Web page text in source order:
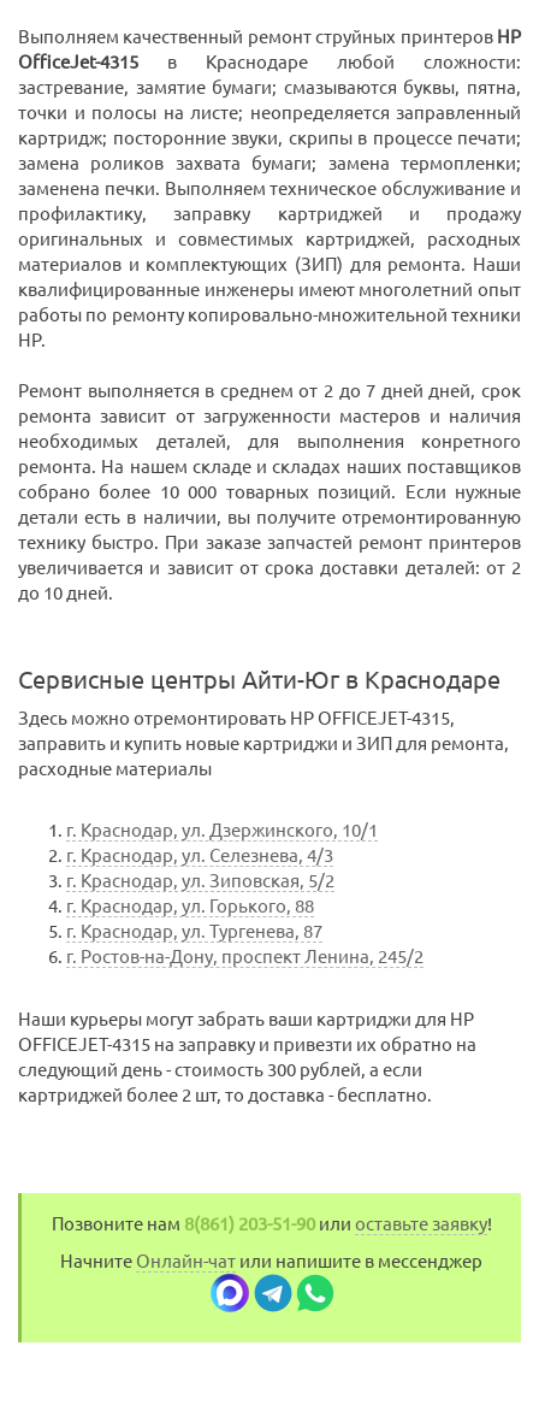
Выполняем качественный ремонт струйных принтеров HP
OfficeJet-4315 в Краснодаре любой сложности:
застревание, замятие бумаги; смазываются буквы, пятна,
точки и полосы на листе; неопределяется заправленный
картридж; посторонние звуки, скрипы в процессе печати;
замена роликов захвата бумаги; замена термопленки;
заменена печки. Выполняем техническое обслуживание и
профилактику, заправку картриджей и продажу
оригинальных и совместимых картриджей, расходных
материалов и комплектующих (ЗИП) для ремонта. Наши
квалифицированные инженеры имеют многолетний опыт
работы по ремонту копировально-множительной техники
HP.
Ремонт выполняется в среднем от 2 до 7 дней дней, срок
ремонта зависит от загруженности мастеров и наличия
необходимых деталей, для выполнения конретного
ремонта. На нашем складе и складах наших поставщиков
собрано более 10 000 товарных позиций. Если нужные
детали есть в наличии, вы получите отремонтированную
технику быстро. При заказе запчастей ремонт принтеров
увеличивается и зависит от срока доставки деталей: от 2
до 10 дней.
Сервисные центры Айти-Юг в Краснодаре
Здесь можно отремонтировать HP OFFICEJET-4315,
заправить и купить новые картриджи и ЗИП для ремонта,
расходные материалы
г. Краснодар, ул. Дзержинского, 10/1
г. Краснодар, ул. Селезнева, 4/3
г. Краснодар, ул. Зиповская, 5/2
г. Краснодар, ул. Горького, 88
г. Краснодар, ул. Тургенева, 87
г. Ростов-на-Дону, проспект Ленина, 245/2
Наши курьеры могут забрать ваши картриджи для HP
OFFICEJET-4315 на заправку и привезти их обратно на
следующий день - стоимость 300 рублей, а если
картриджей более 2 шт, то доставка - бесплатно.
Позвоните нам 8(861) 203-51-90или оставьте заявку!
Начните Онлайн-чат или напишите в мессенджер